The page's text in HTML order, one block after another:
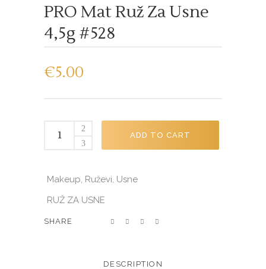
PRO Mat Ruž Za Usne
4,5g #528
€5.00
4,5g
#528
ADD TO CART
Makeup Ruževi Usne
RUŽ ZA USNE
SHARE
DESCRIPTION